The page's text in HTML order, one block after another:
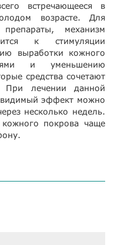
встречающееся в
возрасте. Для
механизм
к стимуляции
выработки кожного
и уменьшению
средства сочетают
При лечении данной
видимый эффект можно
несколько недель.
покрова чаще